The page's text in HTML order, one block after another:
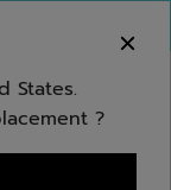
States.
?